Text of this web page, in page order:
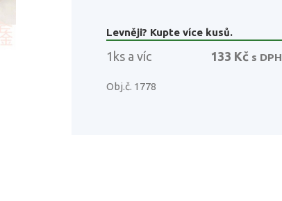
Levněji? Kupte více kusů.
1ks a víc 133 Kčs DPH
Obj.č. 1778